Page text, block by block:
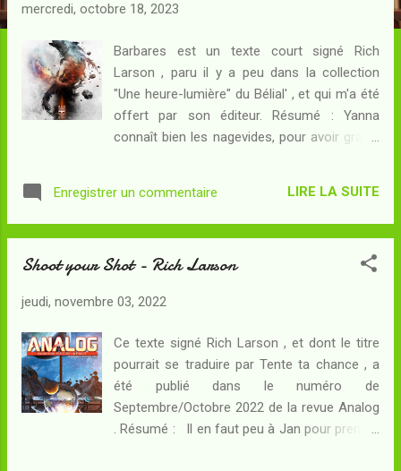
mercredi, octobre 18, 2023
Barbares est un texte court signé Rich
Larson , paru il y a peu dans la collection
"Une heure-lumière" du Bélial' , et qui m'a été
offert par son éditeur. Résumé : Yanna
connaît bien les nagevides, pour avoir grandi
de vie sans doute artificielles qui traversent
l'espace : une expérience qui rend précieux
forme avec son ami Hilleborg... comme ces
fantaisie consiste à visiter non un nagevide
d'entre eux. L'affaire est un peu louche mais
la récompense promise par les jumeaux
aristos est indispensable à Yanna, qui veut
offrir un nouveau corps à Hilleborg. Sauf que
le comportement des touristes, une fois
Enregistrer un commentaire LIRE LA SUITE
Shoot your Shot - Rich Larson
jeudi, novembre 03, 2022
Ce texte signé Rich Larson , et dont le titre
pourrait se traduire par Tente ta chance , a
été publié dans le numéro de
Septembre/Octobre 2022 de la revue Analog
. Résumé : Il en faut peu à Jan pour prendre